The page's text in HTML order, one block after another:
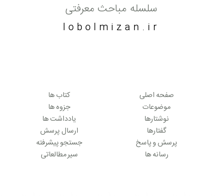
سلسله مباحث معرفتی
lobolmizan.ir
صفحه اصلی
موضوعات
نوشتارها
گفتارها
پرسش و پاسخ
رسانه ها
کتاب ها
جزوه ها
یادداشت ها
ارسال پرسش
جستجو پیشرفته
سیر مطالعاتی